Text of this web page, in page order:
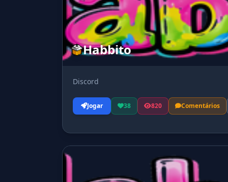
Habbito
Discord
Jogar 38 820 Comentários